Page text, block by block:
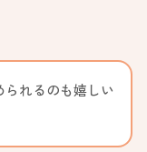
れるのも嬉しい